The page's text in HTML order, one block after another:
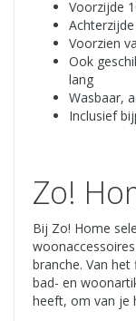
Voorzijde
Voorzien
Ook
lang
Wasbaar,
Inclusief
Zo!
Bij Zo! Home
branche. Van
bad- en
heeft, om van je